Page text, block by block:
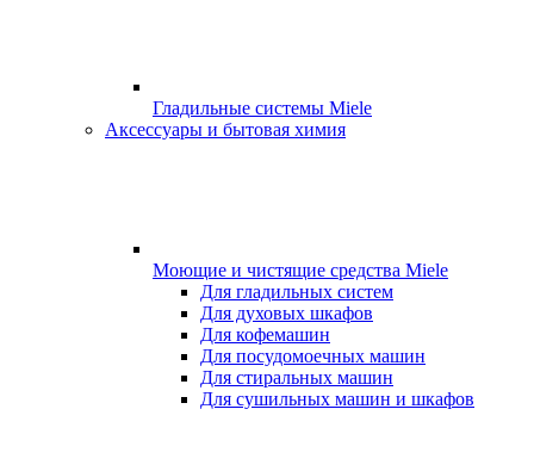
Гладильные системы Miele
Аксессуары и бытовая химия
Моющие и чистящие средства Miele
Для гладильных систем
Для духовых шкафов
Для кофемашин
Для посудомоечных машин
Для стиральных машин
Для сушильных машин и шкафов